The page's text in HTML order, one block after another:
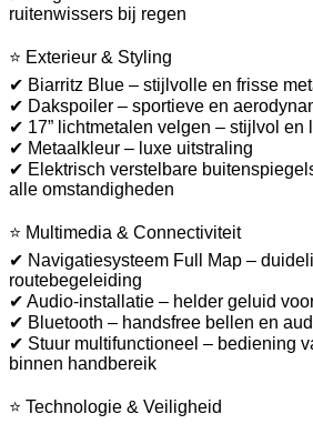
ruitenwissers bij regen
⭐ Exterieur & Styling
✔ Biarritz Blue – stijlvolle en frisse
✔ Dakspoiler – sportieve en
✔ 17” lichtmetalen velgen – stijlvol en
✔ Metaalkleur – luxe uitstraling
✔ Elektrisch verstelbare
alle omstandigheden
⭐ Multimedia & Connectiviteit
✔ Navigatiesysteem Full Map –
routebegeleiding
✔ Audio-installatie – helder geluid
✔ Bluetooth – handsfree bellen en
✔ Stuur multifunctioneel – bediening
binnen handbereik
⭐ Technologie & Veiligheid